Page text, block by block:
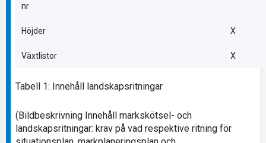
nr
Höjder X
Växtlistor X
Tabell 1: Innehåll landskapsritningar
(Bildbeskrivning Innehåll markskötsel- och
landskapsritningar: krav på vad respektive ritning för